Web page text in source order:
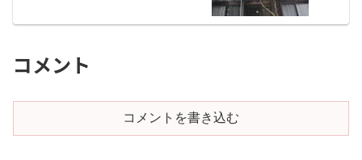
コメント
コメントを書き込む